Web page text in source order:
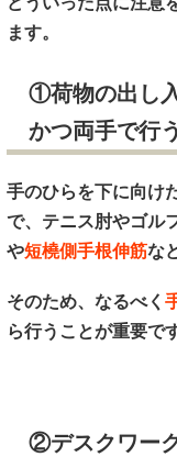
ます。
①荷物の出し
かつ両手で行う
手のひらを下に向け
で、テニス肘やゴル
や短橈側手根伸筋な
そのため、なるべく
ら行うことが重要で
②デスクワー